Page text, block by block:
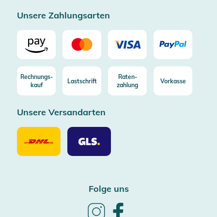
Unsere Zahlungsarten
Rechnungs-
kauf
Lastschrift
Raten-
zahlung
Vorkasse
Unsere Versandarten
Unsere
Versandarten
DHL
Unsere
Versandarten
GLS
Folge uns
Follow